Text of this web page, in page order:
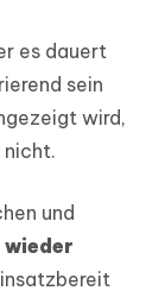
es dauert
sein
wird,
und
wieder